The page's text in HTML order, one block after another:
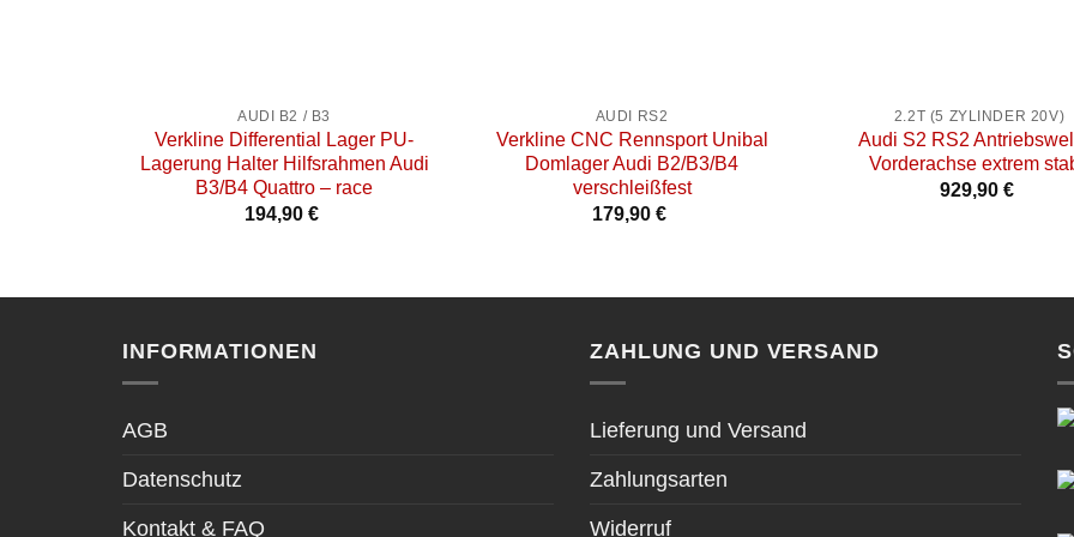
AUDI B2 / B3
Verkline Differential Lager PU-
Lagerung Halter Hilfsrahmen Audi
B3/B4 Quattro – race
194,90 €
AUDI RS2
Verkline CNC Rennsport Unibal
Domlager Audi B2/B3/B4
verschleißfest
179,90 €
2.2T (5 ZYLINDER 20V)
Audi S2 RS2
Vorderachse extrem
929,90 €
INFORMATIONEN
AGB
Datenschutz
Kontakt & FAQ
ZAHLUNG UND VERSAND
Lieferung und Versand
Zahlungsarten
Widerruf